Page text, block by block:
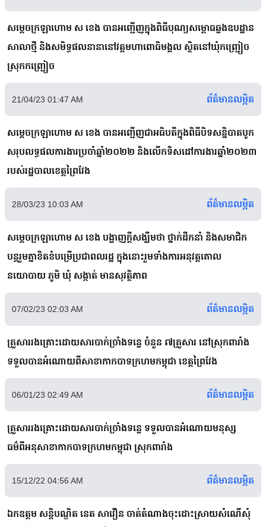
សម្ដេចក្រឡាហោម ស ខេង បានអញ្ជើញក្នុងពិធីបុណ្យសម្ពោធឆ្លងឧបដ្ឋាន
សាលាថ្មី និងសមិទ្ធផលនានានៅវត្តមហាពោធិមង្គល ស្ថិតនៅឃុំកញ្ជ្រៀច
ស្រុកកញ្ជ្រៀច
21/04/23 01:47 AM ព័ត៌មានលម្អិត
សម្ដេចក្រឡាហោម ស ខេង បានអញ្ជើញជាអធិបតីក្នុងពិធីបិទសន្និបាតបូក
សរុបលទ្ធផលការងារប្រចាំឆ្នាំ២០២២ និងលើកទិសដៅការងារឆ្នាំ២០២៣
របស់រដ្ឋបាលខេត្តព្រៃវែង
28/03/23 10:03 AM ព័ត៌មានលម្អិត
សម្ដេចក្រឡាហោម ស ខេង បង្ហាញក្ដីសង្ឃឹមថា ថ្នាក់ដឹកនាំ និងសមាជិក
បន្តរួមគ្នាខិតខំបម្រើប្រជាពលរដ្ឋ ក្នុងនោះរួមទាំងការអនុវត្តគោល
នយោបាយ ភូមិ ឃុំ សង្កាត់ មានសុវត្ថិភាព
07/02/23 02:03 AM ព័ត៌មានលម្អិត
គ្រួសាររងគ្រោះដោយសារបាក់ច្រាំងទន្លេ ចំនួន ៧គ្រួសារ នៅស្រុកពារាំង
ទទួលបានអំណោយពីសាខាកាកបាទក្រហមកម្ពុជា ខេត្តព្រៃវែង
06/01/23 02:49 AM ព័ត៌មានលម្អិត
គ្រួសាររងគ្រោះដោយសារបាក់ច្រាំងទន្លេ ទទួលបានអំណោយមនុស្ស
ធម៌ពីអនុសាខាកាកបាទក្រហមកម្ពុជា ស្រុកពារាំង
15/12/22 04:56 AM ព័ត៌មានលម្អិត
ឯកឧត្តម សន្តិបណ្ឌិត នេត សាវឿន ចាត់តំណាងចុះដោះស្រាយសំណើសុំ